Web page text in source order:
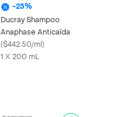
-25%
Ducray Shampoo
Anaphase Anticaída
($442.50/ml)
1 X 200 mL